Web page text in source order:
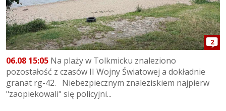
2
06.08 15:05 Na plaży w Tolkmicku znaleziono
pozostałość z czasów II Wojny Światowej a dokładnie
granat rg-42. Niebezpiecznym znaleziskiem najpierw
"zaopiekowali" się policyjni...